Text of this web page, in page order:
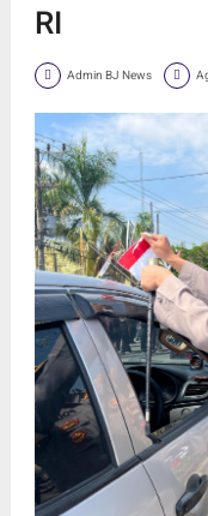
RI
Admin BJ News